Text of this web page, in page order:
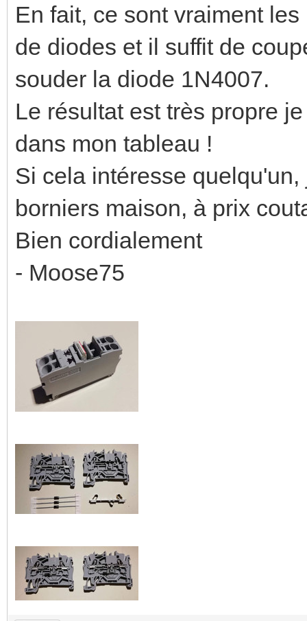
En fait, ce sont vraiment
de diodes et il suffit de
souder la diode 1N4007.
Le résultat est très propre
dans mon tableau !
Si cela intéresse
borniers maison, à prix
Bien cordialement
- Moose75